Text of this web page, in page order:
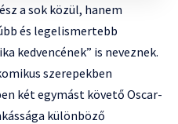
a sok közül, hanem
és legelismertebb
kedvencének” is neveznek.
szerepekben
két egymást követő Oscar-
különböző